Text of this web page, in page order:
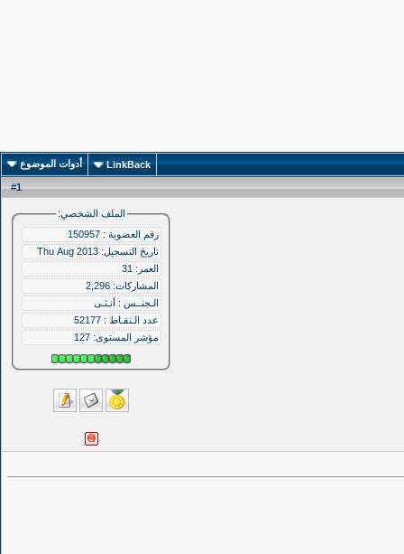
LinkBack أدوات الموضوع
#
1
الملف الشخصي:
رقم العضوية : 150957
تاريخ التسجيل: Thu Aug 2013
العمر: 31
المشاركات: 2,296
الـجنــس : أنـثـى
عدد الـنقـاط : 52177
مؤشر المستوى:127